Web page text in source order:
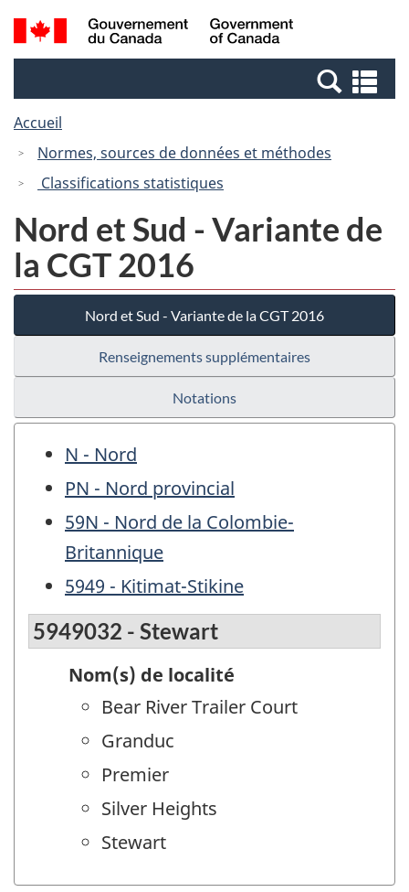
Passer
au
Passer
à
Canada
Recherche
et
et
Accueil
Normes, sources de données et méthodes
Classifications statistiques
Nord et Sud - Variante de
la CGT 2016
Nord et Sud - Variante de la CGT 2016
Renseignements supplémentaires
Notations
N - Nord
PN - Nord provincial
59N - Nord de la Colombie-
Britannique
5949 - Kitimat-Stikine
5949032 - Stewart
Nom(s) de localité
Bear River Trailer Court
Granduc
Premier
Silver Heights
Stewart